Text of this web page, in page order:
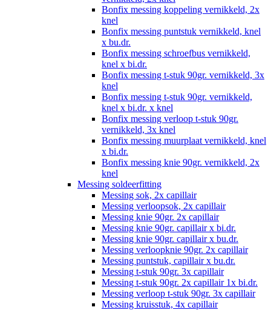
Bonfix messing koppeling vernikkeld, 2x
knel
Bonfix messing puntstuk vernikkeld, knel
x bu.dr.
Bonfix messing schroefbus vernikkeld,
knel x bi.dr.
Bonfix messing t-stuk 90gr. vernikkeld, 3x
knel
Bonfix messing t-stuk 90gr. vernikkeld,
knel x bi.dr. x knel
Bonfix messing verloop t-stuk 90gr.
vernikkeld, 3x knel
Bonfix messing muurplaat vernikkeld, knel
x bi.dr.
Bonfix messing knie 90gr. vernikkeld, 2x
knel
Messing soldeerfitting
Messing sok, 2x capillair
Messing verloopsok, 2x capillair
Messing knie 90gr. 2x capillair
Messing knie 90gr. capillair x bi.dr.
Messing knie 90gr. capillair x bu.dr.
Messing verloopknie 90gr. 2x capillair
Messing puntstuk, capillair x bu.dr.
Messing t-stuk 90gr. 3x capillair
Messing t-stuk 90gr. 2x capillair 1x bi.dr.
Messing verloop t-stuk 90gr. 3x capillair
Messing kruisstuk, 4x capillair